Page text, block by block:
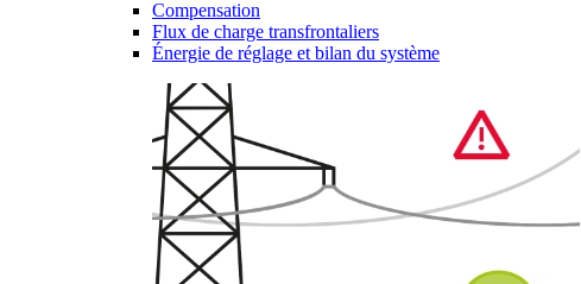
Compensation
Flux de charge transfrontaliers
Énergie de réglage et bilan du système